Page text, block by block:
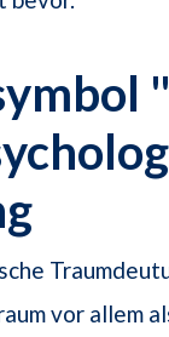
vor allem